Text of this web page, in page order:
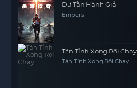
Dư Tẫn Hành Giả
Embers
Tán Tỉnh Xong Rồi Chạy
Tán Tỉnh Xong Rồi Chạy